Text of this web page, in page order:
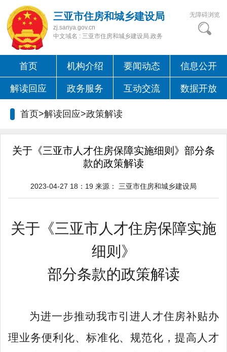
三亚市住房和城乡建设局
zj.sanya.gov.cn
中文域名 : 三亚市住房和城乡建设局.政务
无障碍浏览
首页 机构介绍 要闻动态 信息公开
解读回应 政务服务 互动交流 数据开放
首页>解读回应>政策解读
关于《三亚市人才住房保障实施细则》部分条
款的政策解读
2023-04-27 18：19 来源： 三亚市住房和城乡建设局
关于《三亚市人才住房保障实施
细则》
部分条款的政策解读
为进一步推动我市引进 人才住房补贴办
理业务便利化、标准化、规范化 ，提高人才